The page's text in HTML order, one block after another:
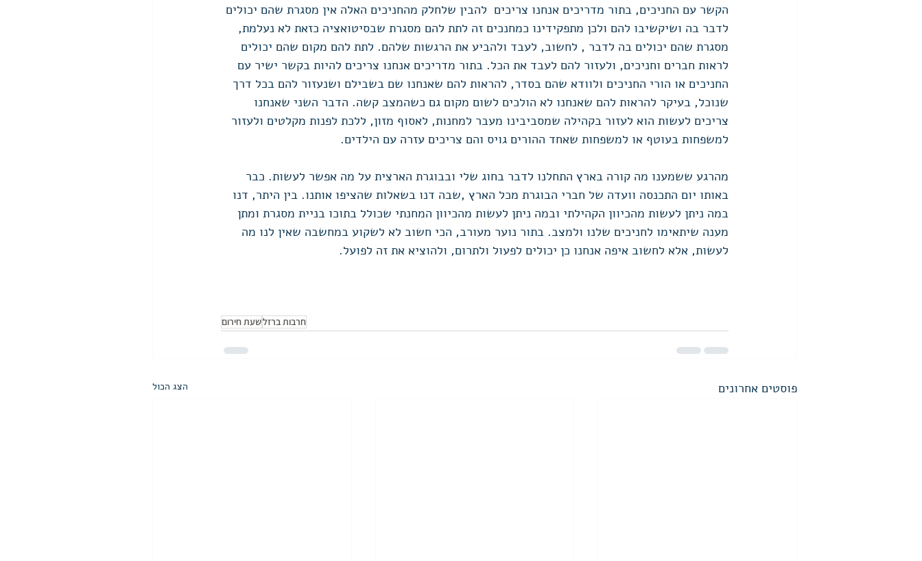
הקשר עם החניכים, בתור מדריכים אנחנו צריכים  להבין שלחלק מהחניכים האלה אין מסגרת שהם יכולים
לדבר בה ושיקשיבו להם ולכן מתפקידינו כמחנכים זה לתת להם מסגרת שבסיטואציה כזאת לא נעלמת,
מסגרת שהם יכולים בה לדבר , לחשוב, לעבד ולהביע את הרגשות שלהם. לתת להם מקום שהם יכולים
לראות חברים וחניכים, ולעזור להם לעבד את הכל. בתור מדריכים אנחנו צריכים להיות בקשר ישיר עם
החניכים או הורי החניכים ולוודא שהם בסדר, להראות להם שאנחנו שם בשבילם ושנעזור להם בכל דרך
שנוכל, בעיקר להראות להם שאנחנו לא הולכים לשום מקום גם כשהמצב קשה. הדבר השני שאנחנו
צריכים לעשות הוא לעזור בקהילה שמסביבינו מעבר למחנות, לאסוף מזון, ללכת לפנות מקלטים ולעזור
למשפחות בעוטף או למשפחות שאחד ההורים גויס והם צריכים עזרה עם הילדים.
מהרגע ששמענו מה קורה בארץ התחלנו לדבר בחוג שלי ובבוגרת הארצית על מה אפשר לעשות. כבר
באותו יום התכנסה וועדה של חברי הבוגרת מכל הארץ ,שבה דנו בשאלות שהציפו אותנו. בין היתר, דנו
במה ניתן לעשות מהכיוון הקהילתי ובמה ניתן לעשות מהכיוון המחנתי שכולל בתוכו בניית מסגרת ומתן
מענה שיתאימו לחניכים שלנו ולמצב. בתור נוער מעורב, הכי חשוב לא לשקוע במחשבה שאין לנו מה
לעשות, אלא לחשוב איפה אנחנו כן יכולים לפעול ולתרום, ולהוציא את זה לפועל.
חרבות ברזלשעת חירום
פוסטים אחרונים הצג הכול